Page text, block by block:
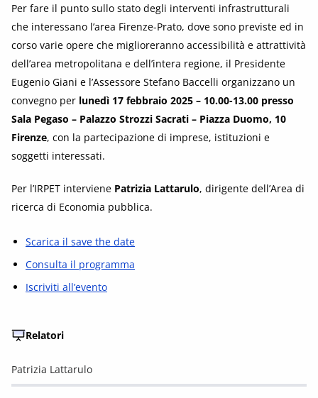
Per fare il punto sullo stato degli interventi infrastrutturali
che interessano l’area Firenze-Prato, dove sono previste ed in
corso varie opere che miglioreranno accessibilità e attrattività
dell’area metropolitana e dell’intera regione, il Presidente
Eugenio Giani e l’Assessore Stefano Baccelli organizzano un
convegno per lunedì 17 febbraio 2025 – 10.00-13.00 presso
Sala Pegaso – Palazzo Strozzi Sacrati – Piazza Duomo, 10
Firenze, con la partecipazione di imprese, istituzioni e
soggetti interessati.
Per l’IRPET interviene Patrizia Lattarulo, dirigente dell’Area di
ricerca di Economia pubblica.
Scarica il save the date
Consulta il programma
Iscriviti all’evento
Relatori
Patrizia Lattarulo